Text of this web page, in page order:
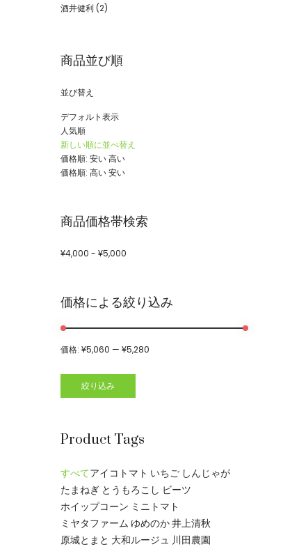
酒井健利 (2)
商品並び順
並び替え
デフォルト表示
人気順
新しい順に並べ替え
価格順: 安い 高い
価格順: 高い 安い
商品価格帯検索
¥4,000 - ¥5,000
価格による絞り込み
絞り込み
価格: ¥5,060 — ¥5,280
Product Tags
すべてアイコトマト いちご しんじゃが
たまねぎ とうもろこし ビーツ
ホイップコーン ミニトマト
ミヤタファーム ゆめのか井上清秋
原城とまと 大和ルージュ 川田農園